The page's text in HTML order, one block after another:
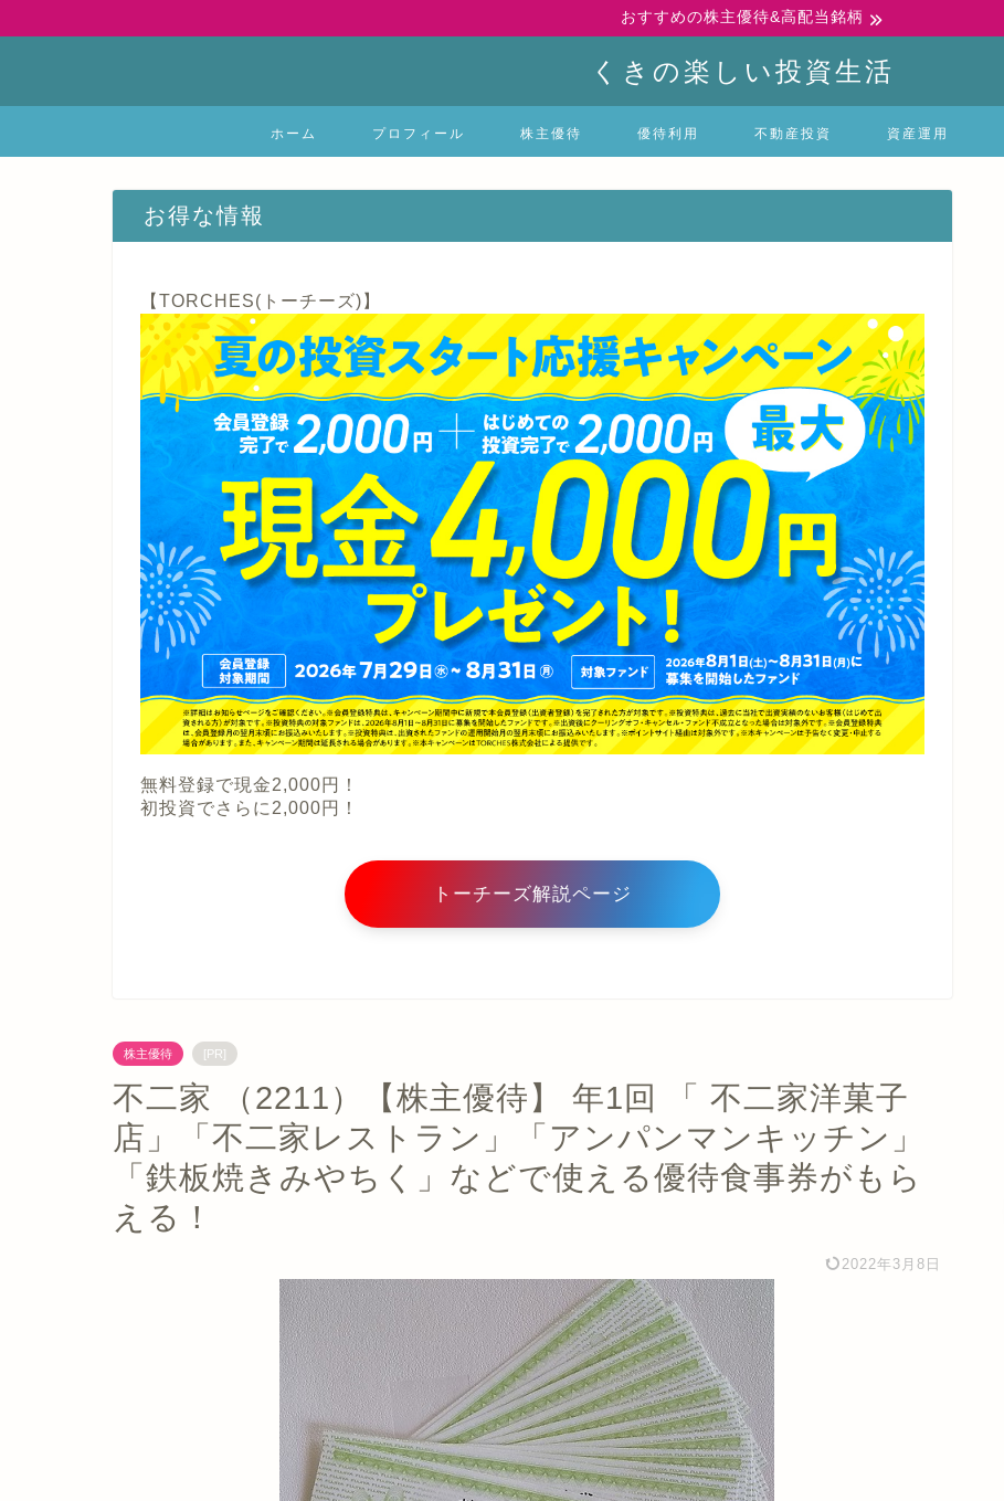
おすすめの株主優待&高配当銘柄
くきの楽しい投資生活
ホーム プロフィール 株主優待 優待利用 不動産投資 資産運用
お得な情報
【TORCHES(トーチーズ)】
無料登録で現金2,000円！
初投資でさらに2,000円！
トーチーズ解説ページ
株主優待 [PR]
不二家 （2211）【株主優待】 年1回 「 不二家洋菓子
店」「不二家レストラン」「アンパンマンキッチン」
「鉄板焼きみやちく」などで使える優待食事券がもら
える！
2022年3月8日